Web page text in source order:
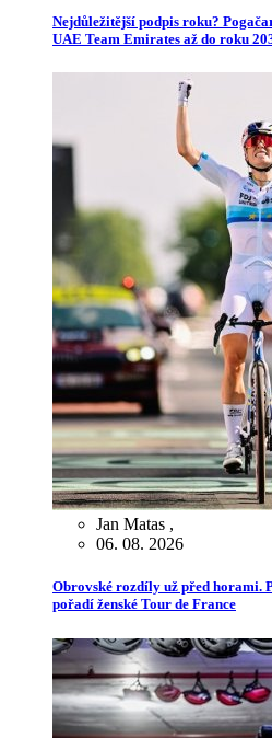
Nejdůležitější podpis roku?
UAE Team Emirates až do roku
Jan Matas ,
06. 08. 2026
Obrovské rozdíly už před horami.
pořadí ženské Tour de France